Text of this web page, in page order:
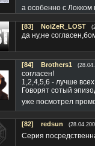
а особенно с Локком
[83] NoiZeR_LOST
да ну,не
[84] Brothers1
согласен!
1,2,4,5,6 - лучше
Говорят сотый
уже посмотрел
[82] redsun
Серия